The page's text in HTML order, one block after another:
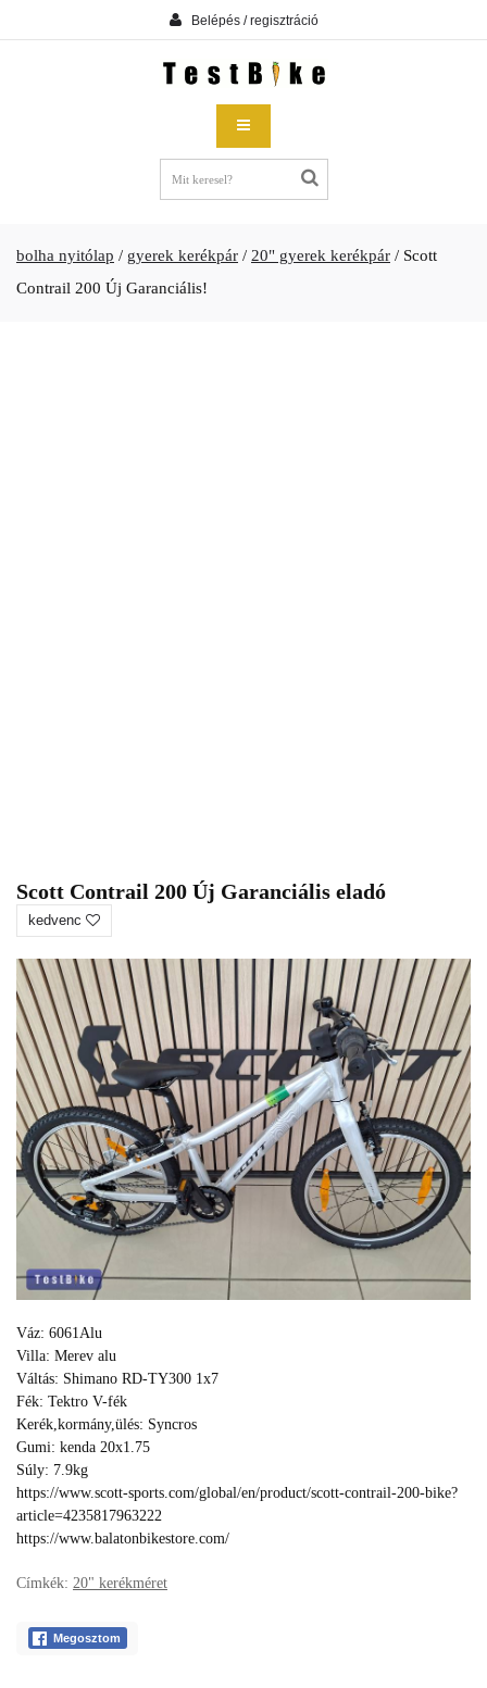
Belépés / regisztráció
bolha nyitólap / gyerek kerékpár / 20" gyerek kerékpár / Scott
Contrail 200 Új Garanciális!
Scott Contrail 200 Új Garanciális eladó
kedvenc
Váz: 6061Alu
Villa: Merev alu
Váltás: Shimano RD-TY300 1x7
Fék: Tektro V-fék
Kerék,kormány,ülés: Syncros
Gumi: kenda 20x1.75
Súly: 7.9kg
https://www.scott-sports.com/global/en/product/scott-contrail-200-bike?
article=4235817963222
https://www.balatonbikestore.com/
Címkék: 20" kerékméret
Megosztom